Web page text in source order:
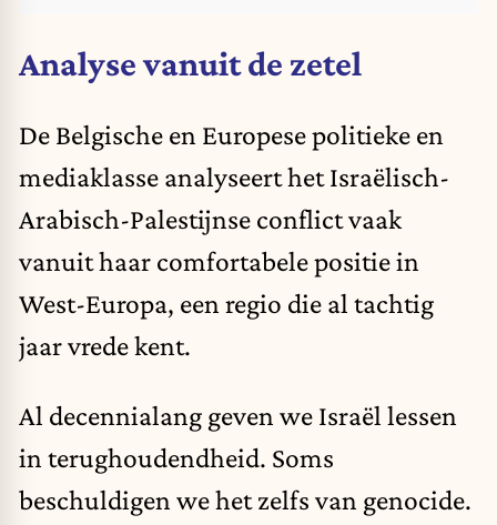
Analyse vanuit de zetel
De Belgische en Europese politieke en
mediaklasse analyseert het Israëlisch-
Arabisch-Palestijnse conflict vaak
vanuit haar comfortabele positie in
West-Europa, een regio die al tachtig
jaar vrede kent.
Al decennialang geven we Israël lessen
in terughoudendheid. Soms
beschuldigen we het zelfs van genocide.